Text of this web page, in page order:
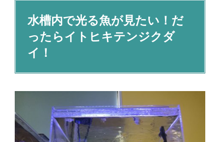
水槽内で光る魚が見たい！だ
ったらイトヒキテンジクダ
イ！